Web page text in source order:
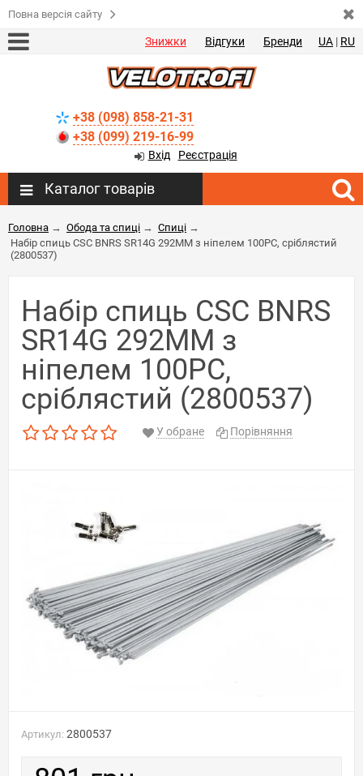
Повна версія сайту
Знижки Відгуки Бренди UA | RU
+38 (098) 858-21-31
+38 (099) 219-16-99
Вхід Реєстрація
Каталог товарів
Головна → Обода та спиці → Спиці →
Набір спиць CSC BNRS SR14G 292MM з ніпелем 100PC, сріблястий
(2800537)
Набір спиць CSC BNRS
SR14G 292MM з
ніпелем 100PC,
сріблястий (2800537)
У обране Порівняння
Артикул: 2800537